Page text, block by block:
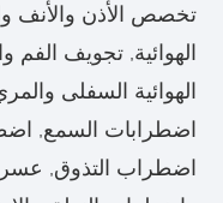
تخصص الأذن والأنف
الهوائية, تجويف الفم
الهوائية السفلى
اضطرابات السمع,
اضطراب التذوق,